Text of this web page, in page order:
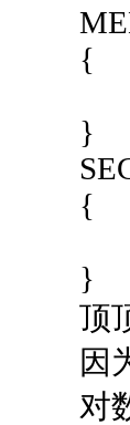
{
}
{
}
顶
因
对